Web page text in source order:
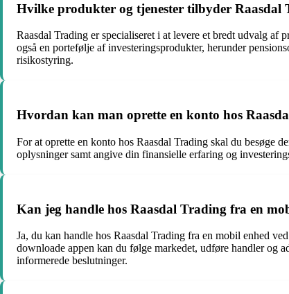
Hvilke produkter og tjenester tilbyder Raasdal
Raasdal Trading er specialiseret i at levere et bredt udvalg
også en portefølje af investeringsprodukter, herunder
risikostyring.
Hvordan kan man oprette en konto hos
For at oprette en konto hos Raasdal Trading skal du besøge
oplysninger samt angive din finansielle erfaring og
Kan jeg handle hos Raasdal Trading fra en
Ja, du kan handle hos Raasdal Trading fra en mobil enhed
downloade appen kan du følge markedet, udføre handler
informerede beslutninger.